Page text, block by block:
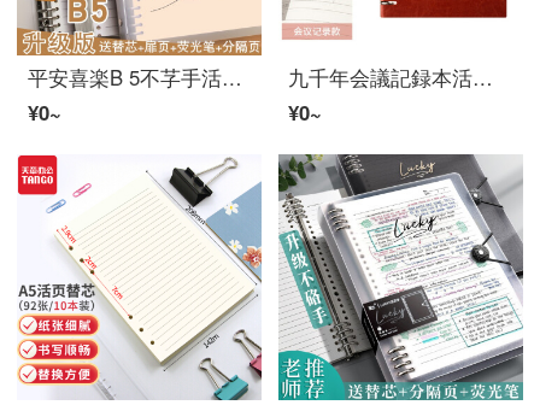
平安喜楽B 5不芓手活页本可拆除网格诺托子软壳大学院受験可拆替芯本子厚大学生加厚环本外壳夹扣环简约ins 1本装/B 5横线【万事顺意】
¥0~
九千年会議記録本活ページ皮面a 4会議記録薄活ページノートa 5ケース6穴取り外し可能活ページコアノートカバーカスタマイズロゴB 5黄茶
¥0~